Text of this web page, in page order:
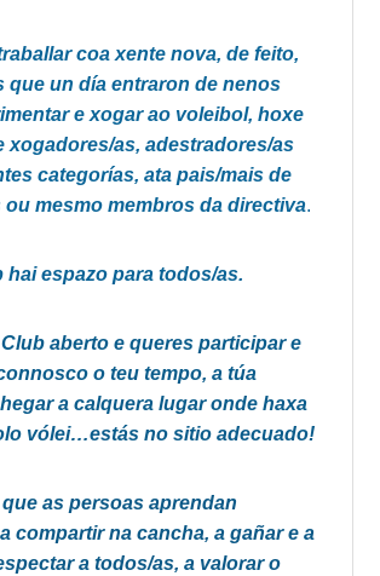
coa xente nova, de feito,
que un día entraron de nenos
e xogar ao voleibol, hoxe
xogadores/as, adestradores/as
categorías, ata pais/mais de
mesmo membros da directiva.
hai espazo para todos/as.
aberto e queres participar e
o teu tempo, a túa
a calquera lugar onde haxa
vólei…estás no sitio adecuado!
as persoas aprendan
compartir na cancha, a gañar e a
a todos/as, a valorar o